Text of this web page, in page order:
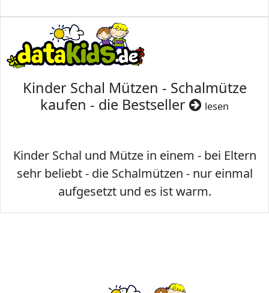
Kinder Schal Mützen - Schalmütze
kaufen - die Bestseller
lesen
Kinder Schal und Mütze in einem - bei Eltern
sehr beliebt - die Schalmützen - nur einmal
aufgesetzt und es ist warm.